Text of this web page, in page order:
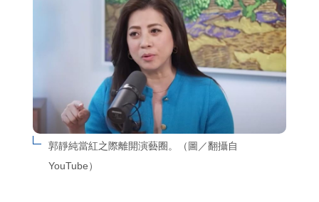
郭靜純當紅之際離開演藝圈。（圖／翻攝自
YouTube）